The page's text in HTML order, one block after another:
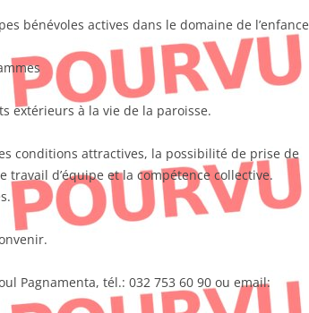
bénévoles actives dans le domaine de l’enfance
extérieurs à la vie de la paroisse.
conditions attractives, la possibilité de prise de
d’équipe et la compétence collective.
Pagnamenta, tél.: 032 753 60 90 ou email: